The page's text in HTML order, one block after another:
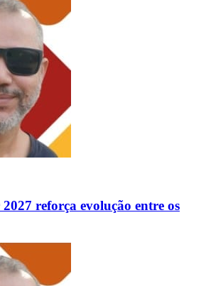
reforça evolução entre os